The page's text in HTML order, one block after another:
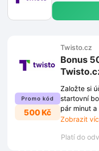
Promo kód
500 Kč
Twisto.cz
Bonus
Založte si
startovní
pár minut
Zobrazit
Platí do